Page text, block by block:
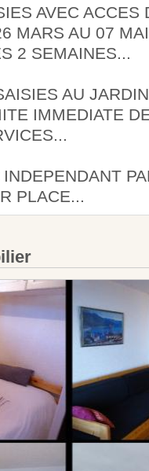
AVEC ACCES
MARS AU 07
2 SEMAINES...
AU
IMMEDIATE
PLACE...